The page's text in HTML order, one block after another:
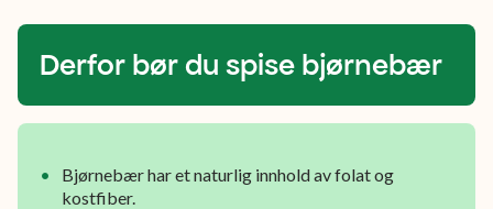
spise
som
de
er,
men
Derfor bør du spise bjørnebær
Bjørnebær har et naturlig innhold av folat og
kostfiber.